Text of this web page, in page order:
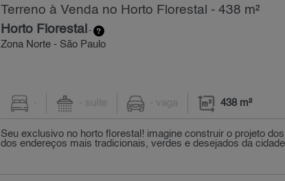
Terreno à Venda no Horto Florestal - 438 m²
Horto Florestal -
Zona Norte - São Paulo
- - suíte - vaga 438 m²
Seu exclusivo no horto florestal! imagine construir o projeto
dos endereços mais tradicionais, verdes e desejados da